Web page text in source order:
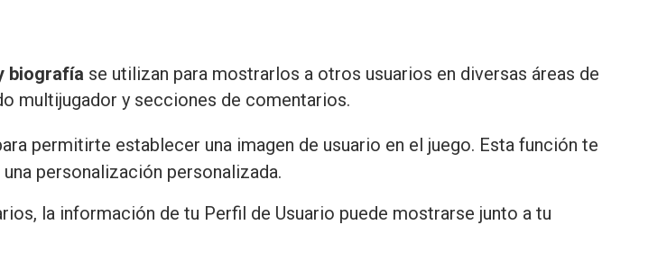
biografía se utilizan para mostrarlos a otros usuarios en diversas áreas de
multijugador y secciones de comentarios.
permitirte establecer una imagen de usuario en el juego. Esta función te
personalización personalizada.
la información de tu Perfil de Usuario puede mostrarse junto a tu